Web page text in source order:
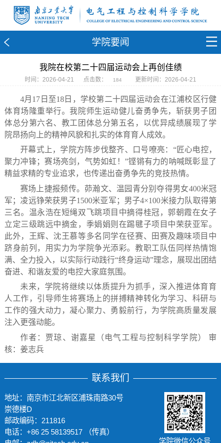
学院要闻
我院在校第二十四届运动会上再创佳绩
时间：2026-04-21 点击数： 184 更新时间：2026-04-21
4月17日至18日，学校第二十四届运动会在江浦校区行健
体育场隆重举行。我院师生运动健儿奋勇争先，斩获男子团
体总分第六名、教工团体总分第五名，以优异成绩展现了学
院昂扬向上的精神风貌和扎实的体育育人成效。
开幕式上，学院方阵步伐整齐、口号嘹亮：“匠心电控，
聚力冲锋；赛场亮剑，气势如虹！”铿锵有力的呐喊既彰显了
精益求精的专业追求，也传递出奋勇争先的竞技热情。
赛场上捷报频传。茆瀚文、温园青分别夺得男女400米冠
军；凌远铮荣获男子1500米亚军；男子4×100米接力队取得第
三名。温永浩在短绳双飞跳项目中摘得桂冠，郭朝霞在女子
立定三级跳远中摘金，季娟娟则在踢毽子项目中荣获亚军。
此外，王辉、沈王慕等多名同学在径赛、田赛及趣味项目中
跻身前列，用实力为学院争光添彩。教职工队伍同样热情饱
满、全力投入，以实际行动践行“终身运动”理念，展现出团结
奋进、和谐友爱的电控大家庭氛围。
未来，学院将继续以体质提升为抓手，深入推进体育育
人工作，引导师生将赛场上的拼搏精神转化为学习、科研与
工作的强大动力，凝心聚力、勇毅前行，为学院高质量发展
注入更强动能。
作者：贾琼、谢嘉星（电气工程与控制科学学院） 审
核：姜志兵
联系我们
地址：南京市江北新区浦珠南路30号
崇德楼D
邮政编码：211816
电话：+86 25 58139517 （传真）
学院微信公众号